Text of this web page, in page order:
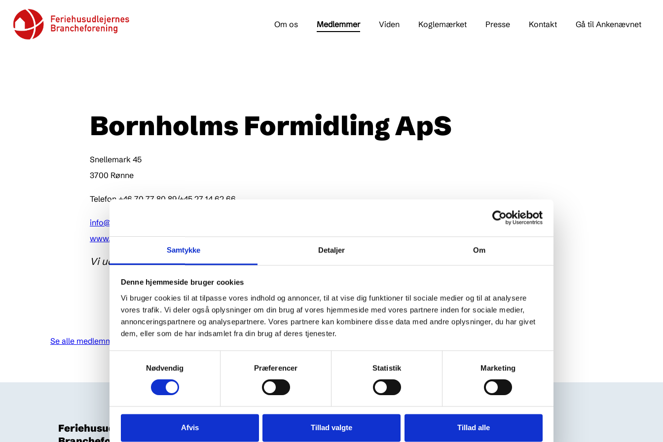
Samtykke Detaljer Om
Denne hjemmeside bruger cookies
Vi bruger cookies til at tilpasse vores indhold og annoncer, til at vise dig funktioner til sociale medier og til at analysere
vores trafik. Vi deler også oplysninger om din brug af vores hjemmeside med vores partnere inden for sociale medier,
annonceringspartnere og analysepartnere. Vores partnere kan kombinere disse data med andre oplysninger, du har givet
dem, eller som de har indsamlet fra din brug af deres tjenester.
Nødvendig
Præferencer Statistik Marketing
Afvis Tillad valgte Tillad alle
Om os Medlemmer Viden Koglemærket Presse Kontakt Gå til Ankenævnet
Bornholms Formidling ApS
Snellemark 45
3700 Rønne
Telefon +46 70 77 80 89/+45 27 14 62 66
info@bornholmsformidling.dk
www.bornholmsformidling.dk
Vi udlejer feriehuse på Bornholm.
Se alle medlemmer her
Feriehusudlejernes
Andre sider